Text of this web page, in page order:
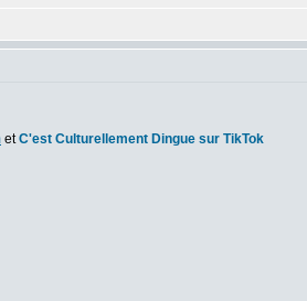
etC'est Culturellement Dingue sur TikTok